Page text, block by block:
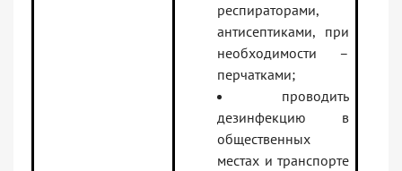
респираторами,
антисептиками, при
необходимости –
перчатками;
проводить
дезинфекцию в
общественных
местах и транспорте